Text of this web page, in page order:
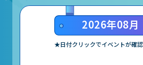
名誉館長あいさつ
2026年08月
★日付クリックでイベントが確